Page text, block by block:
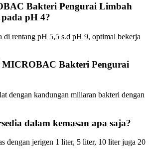
Bakteri Pengurai Limbah
pH 4?
rentang pH 5,5 s.d pH 9, optimal bekerja
Bakteri Pengurai
dengan kandungan miliaran bakteri dengan
dalam kemasan apa saja?
dengan jerigen 1 liter, 5 liter, 10 liter juga 20